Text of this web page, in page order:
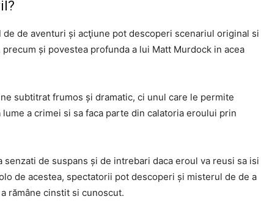
de aventuri și acţiune pot descoperi scenariul original si
și povestea profunda a lui Matt Murdock in acea
subtitrat frumos și dramatic, ci unul care le permite
a crimei si sa faca parte din calatoria eroului prin
de suspans și de intrebari daca eroul va reusi sa isi
de acestea, spectatorii pot descoperi și misterul de de a
rămâne cinstit si cunoscut.